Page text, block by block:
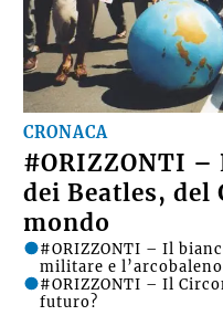
CRONACA
#ORIZZONTI –
dei Beatles, del
mondo
#ORIZZONTI – Il
militare e
#ORIZZONTI – Il
futuro?